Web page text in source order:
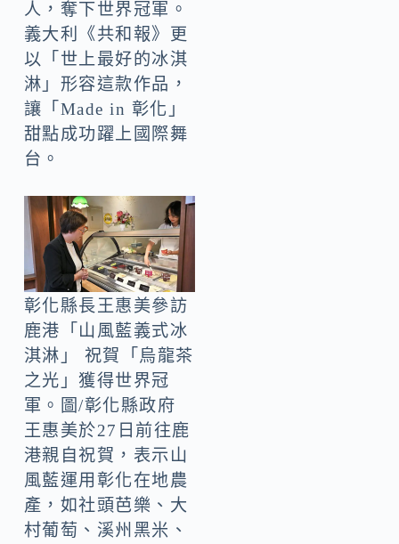
人，奪下世界冠軍。
義大利《共和報》更
以「世上最好的冰淇
淋」形容這款作品，
讓「Made in 彰化」
甜點成功躍上國際舞
台。
彰化縣長王惠美參訪
鹿港「山風藍義式冰
淇淋」 祝賀「烏龍茶
之光」獲得世界冠
軍。圖/彰化縣政府
王惠美於27日前往鹿
港親自祝賀，表示山
風藍運用彰化在地農
產，如社頭芭樂、大
村葡萄、溪州黑米、